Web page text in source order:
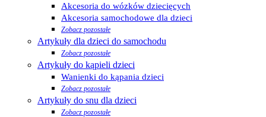
Akcesoria do wózków dziecięcych
Akcesoria samochodowe dla dzieci
Zobacz pozostałe
Artykuły dla dzieci do samochodu
Zobacz pozostałe
Artykuły do kąpieli dzieci
Wanienki do kąpania dzieci
Zobacz pozostałe
Artykuły do snu dla dzieci
Zobacz pozostałe